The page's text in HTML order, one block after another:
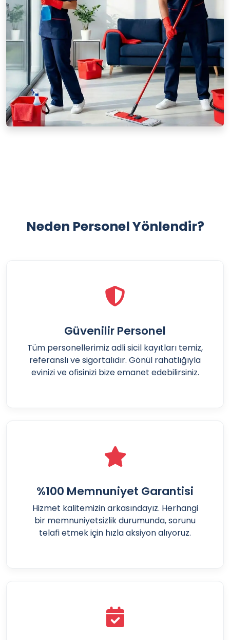
Neden Personel Yönlendir?
Güvenilir Personel
Tüm personellerimiz adli sicil kayıtları temiz,
referanslı ve sigortalıdır. Gönül rahatlığıyla
evinizi ve ofisinizi bize emanet edebilirsiniz.
%100 Memnuniyet Garantisi
Hizmet kalitemizin arkasındayız. Herhangi
bir memnuniyetsizlik durumunda, sorunu
telafi etmek için hızla aksiyon alıyoruz.